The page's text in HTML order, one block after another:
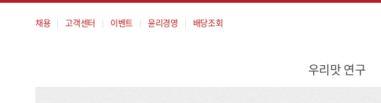
뉴
우리맛 연구
채용 고객센터 이벤트 윤리경영 배당조회